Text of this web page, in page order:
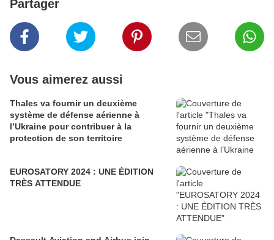
Partager
Vous aimerez aussi
Thales va fournir un deuxième
système de défense aérienne à
l’Ukraine pour contribuer à la
protection de son territoire
EUROSATORY 2024 : UNE ÉDITION
TRÈS ATTENDUE